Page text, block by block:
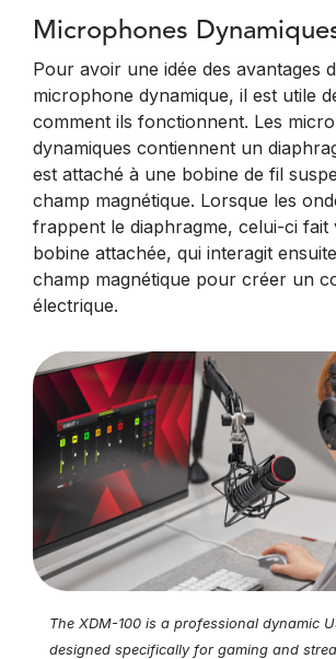
Microphones
Pour avoir une idée des avantages
microphone dynamique, il est utile
comment ils fonctionnent. Les
dynamiques contiennent un
est attaché à une bobine de fil
champ magnétique. Lorsque les
frappent le diaphragme, celui-ci fait
bobine attachée, qui interagit
champ magnétique pour créer un
électrique.
The XDM-100 is a professional dynamic
designed specifically for gaming and